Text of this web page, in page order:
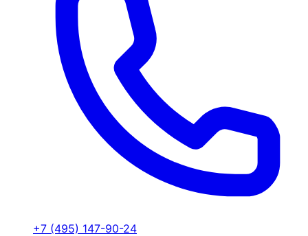
+7 (495) 147-90-24